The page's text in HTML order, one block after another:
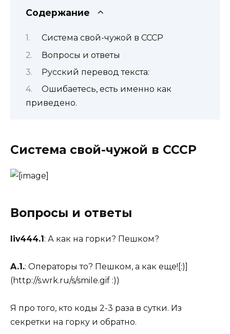
Содержание
Система свой-чужой в СССР
Вопросы и ответы
Русский перевод текста:
Ошибаетесь, есть именно как
приведено.
Система свой-чужой в СССР
Вопросы и ответы
liv444.1: А как на горки? Пешком?
A.1.: Операторы то? Пешком, а как еще![:)]
(http://s.wrk.ru/s/smile.gif :))
Я про того, кто коды 2-3 раза в сутки. Из
секретки на горку и обратно.